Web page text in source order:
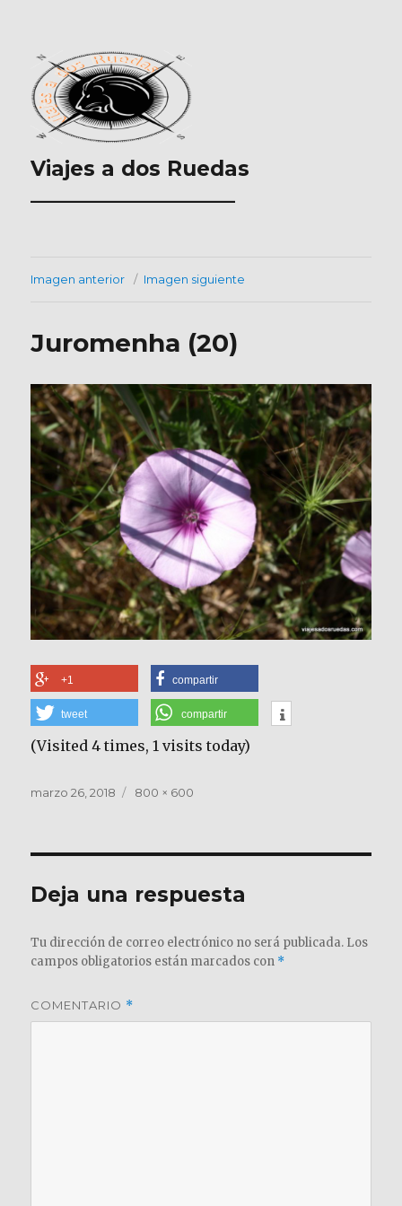
Viajes a dos Ruedas
___________________
Imagen anterior Imagen siguiente
Juromenha (20)
+1 compartir
tweet compartir
(Visited 4 times, 1 visits today)
Publicado
marzo 26, 2018
Tamaño
800 × 600
Deja una respuesta
Tu dirección de correo electrónico no será publicada. Los
campos obligatorios están marcados con *
COMENTARIO *